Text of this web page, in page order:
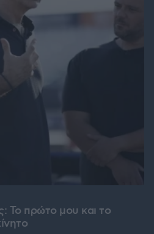
Το πρώτο μου και το